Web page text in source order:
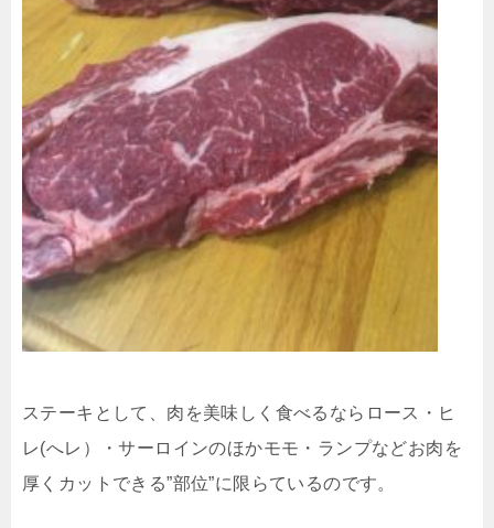
ステーキとして、肉を美味しく食べるならロース・ヒ
レ(へレ）・サーロインのほかモモ・ランプなどお肉を
厚くカットできる”部位”に限らているのです。